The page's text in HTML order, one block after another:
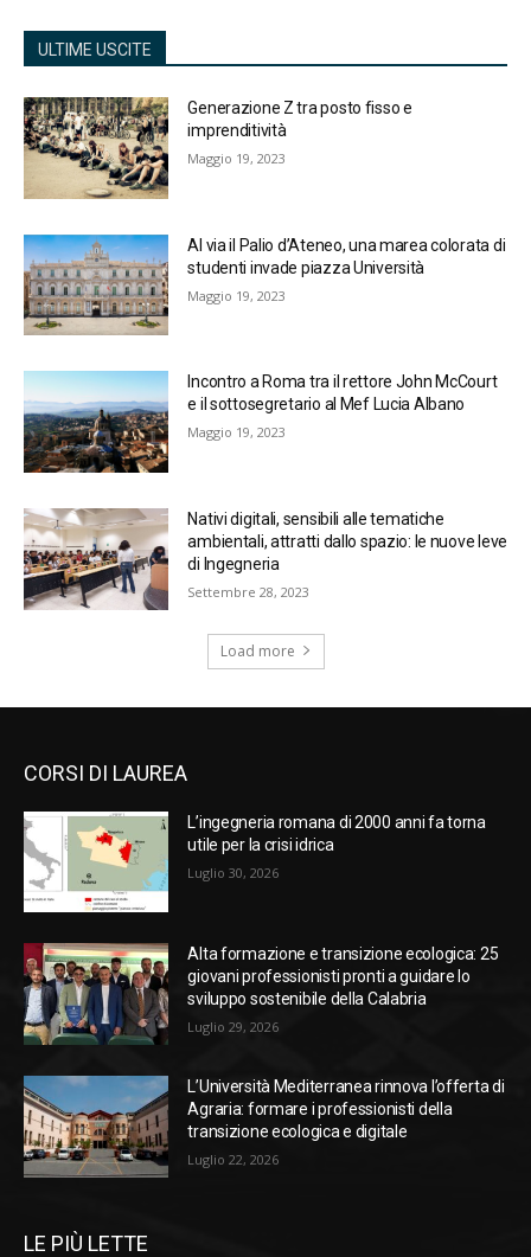
ULTIME USCITE
Generazione Z tra posto fisso e
imprenditività
Maggio 19, 2023
Al via il Palio d’Ateneo, una marea colorata di
studenti invade piazza Università
Maggio 19, 2023
Incontro a Roma tra il rettore John McCourt
e il sottosegretario al Mef Lucia Albano
Maggio 19, 2023
Nativi digitali, sensibili alle tematiche
ambientali, attratti dallo spazio: le nuove leve
di Ingegneria
Settembre 28, 2023
Load more
CORSI DI LAUREA
L’ingegneria romana di 2000 anni fa torna
utile per la crisi idrica
Luglio 30, 2026
Alta formazione e transizione ecologica: 25
giovani professionisti pronti a guidare lo
sviluppo sostenibile della Calabria
Luglio 29, 2026
L’Università Mediterranea rinnova l’offerta di
Agraria: formare i professionisti della
transizione ecologica e digitale
Luglio 22, 2026
LE PIÙ LETTE